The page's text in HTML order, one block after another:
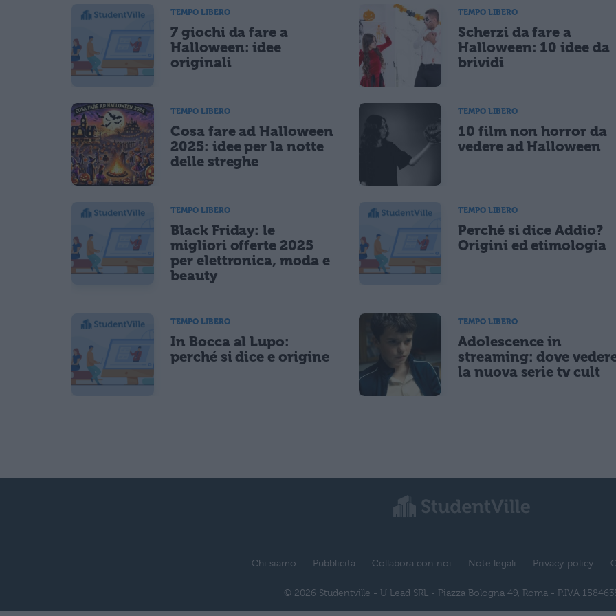
Ho letto e acconsento l'informativasulla privacy
Acconsento all'uso dei miei dati da parte di terzi per finalità di marketing diretto con modalità automatizzate o tradizionali
CONFERMA E PUBBLICA
TEMPO LIBERO
7 giochi da fare a
Halloween: idee
originali
TEMPO LIBERO
Scherzi da fare a
Halloween: 10 idee da
brividi
TEMPO LIBERO
Cosa fare ad Halloween
2025: idee per la notte
delle streghe
TEMPO LIBERO
10 film non horror da
vedere ad Halloween
TEMPO LIBERO
Black Friday: le
migliori offerte 2025
per elettronica, moda e
beauty
TEMPO LIBERO
Perché si dice Addio?
Origini ed etimologia
TEMPO LIBERO
In Bocca al Lupo:
perché si dice e origine
TEMPO LIBERO
Adolescence in
streaming: dove
la nuova serie tv cult
Chi siamo Pubblicità Collabora con noi Note legali Privacy policy
© 2026 Studentville - U Lead SRL - Piazza Bologna 49, Roma - P.IVA